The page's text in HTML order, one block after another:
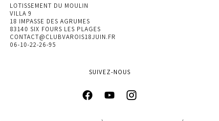
LOTISSEMENT DU MOULIN
VILLA 9
18 IMPASSE DES AGRUMES
83140 SIX FOURS LES PLAGES
CONTACT@CLUBVAROIS18JUIN.FR
06-10-22-26-95
SUIVEZ-NOUS